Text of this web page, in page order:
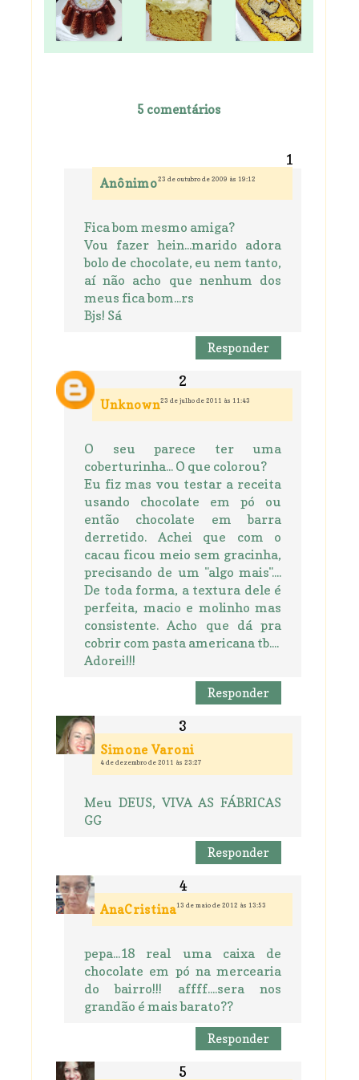
5 comentários
Anônimo23 de outubro de 2009 às 19:12
Fica bom mesmo amiga?
Vou fazer hein...marido adora
bolo de chocolate, eu nem tanto,
aí não acho que nenhum dos
meus fica bom...rs
Bjs! Sá
Responder
Unknown23 de julho de 2011 às 11:43
O seu parece ter uma
coberturinha... O que colorou?
Eu fiz mas vou testar a receita
usando chocolate em pó ou
então chocolate em barra
derretido. Achei que com o
cacau ficou meio sem gracinha,
precisando de um "algo mais"....
De toda forma, a textura dele é
perfeita, macio e molinho mas
consistente. Acho que dá pra
cobrir com pasta americana tb....
Adorei!!!
Responder
Simone Varoni
4 de dezembro de 2011 às 23:27
Meu DEUS, VIVA AS FÁBRICAS
GG
Responder
AnaCristina13 de maio de 2012 às 13:53
pepa...18 real uma caixa de
chocolate em pó na mercearia
do bairro!!! affff....sera nos
grandão é mais barato??
Responder